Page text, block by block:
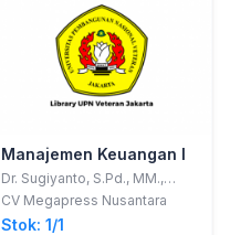
Manajemen Keuangan I
Dr. Sugiyanto, S.Pd., MM.,
CIIQA.; Dr. Sugiyanto Ikhsan,
S.Pd.,MM.
CV Megapress Nusantara
Stok: 1/1